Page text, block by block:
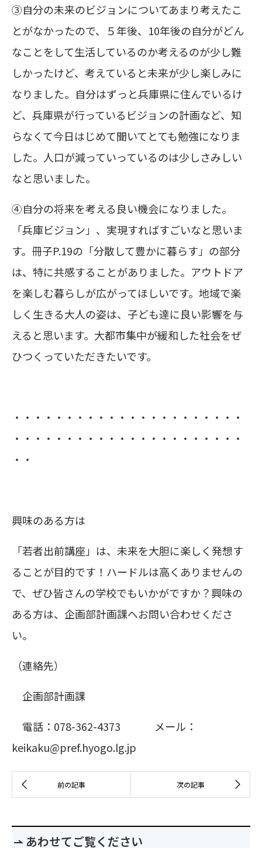
③自分の未来のビジョンについてあまり考えたこ
とがなかったので、５年後、10年後の自分がどん
なことをして生活しているのか考えるのが少し難
しかったけど、考えていると未来が少し楽しみに
なりました。自分はずっと兵庫県に住んでいるけ
ど、兵庫県が行っているビジョンの計画など、知
らなくて今日はじめて聞いてとても勉強になりま
した。人口が減っていっているのは少しさみしい
なと思いました。
④自分の将来を考える良い機会になりました。
「兵庫ビジョン」、実現すればすごいなと思いま
す。冊子P.19の「分散して豊かに暮らす」の部分
は、特に共感することがありました。アウトドア
を楽しむ暮らしが広がってほしいです。地域で楽
しく生きる大人の姿は、子ども達に良い影響を与
えると思います。大都市集中が緩和した社会をぜ
ひつくっていただきたいです。
・・・・・・・・・・・・・・・・・・・・・・
・・・・・・・・・・・・・・・・・・・・・・
・・
興味のある方は
「若者出前講座」は、未来を大胆に楽しく発想す
ることが目的です！ハードルは高くありませんの
で、ぜひ皆さんの学校でもいかがですか？興味の
ある方は、企画部計画課へお問い合わせくださ
い。
（連絡先）
企画部計画課
電話：078-362-4373 メール：
keikaku@pref.hyogo.lg.jp
あわせてご覧ください